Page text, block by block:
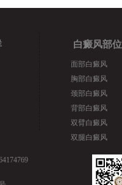
白癜风部位
面部白癜风
胸部白癜风
颈部白癜风
背部白癜风
双臂白癜风
双腿白癜风